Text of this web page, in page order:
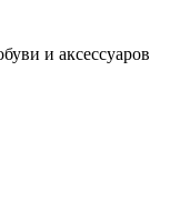
и аксессуаров